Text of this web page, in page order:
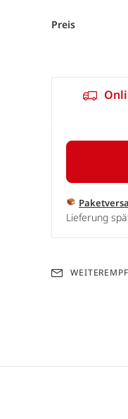
Preis
Lieferung